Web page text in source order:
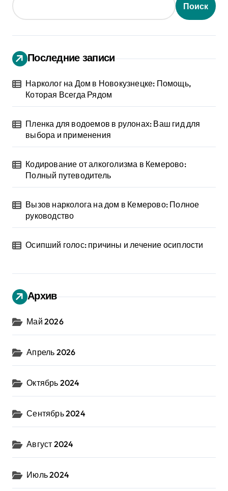
Поиск
Последние записи
Нарколог на Дом в Новокузнецке: Помощь,
Которая Всегда Рядом
Пленка для водоемов в рулонах: Ваш гид для
выбора и применения
Кодирование от алкоголизма в Кемерово:
Полный путеводитель
Вызов нарколога на дом в Кемерово: Полное
руководство
Осипший голос: причины и лечение осиплости
Архив
Май 2026
Апрель 2026
Октябрь 2024
Сентябрь 2024
Август 2024
Июль 2024